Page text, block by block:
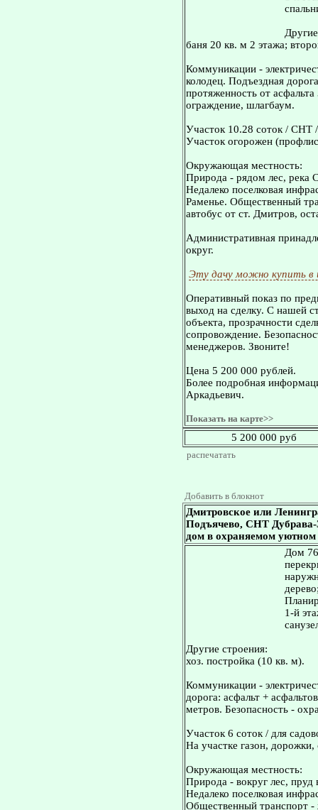
баня 20 кв. м 2 этажа;
Коммуникации -
колодец. Подъездная
протяженность от
ограждение, шлагбаум.
Участок 10.28 соток / СНТ
Участок огорожен
Окружающая местность:
Природа - рядом лес, река
Недалеко поселковая
Раменье. Общественный
автобус от ст. Дмитров,
Административная
округ.
Эту дачу можно купить в
Оперативный показ по
выход на сделку. С нашей
объекта, прозрачности
сопровождение.
менеджеров. Звоните!
Цена 5 200 000 рублей.
Более подробная
Аркадьевич.
Показать на карте>>
5 200 000 руб
распечатать
Добавить в блокнот
Дмитровское или
Подъячево, СНТ Дубрава-
дом в охраняемом
Дом
1-й
Другие строения:
хоз. постройка (10 кв. м).
Коммуникации -
дорога: асфальт +
метров. Безопасность -
Участок 6 соток / для
На участке газон,
Окружающая местность:
Природа - вокруг лес, пруд
Недалеко поселковая
Общественный транспорт